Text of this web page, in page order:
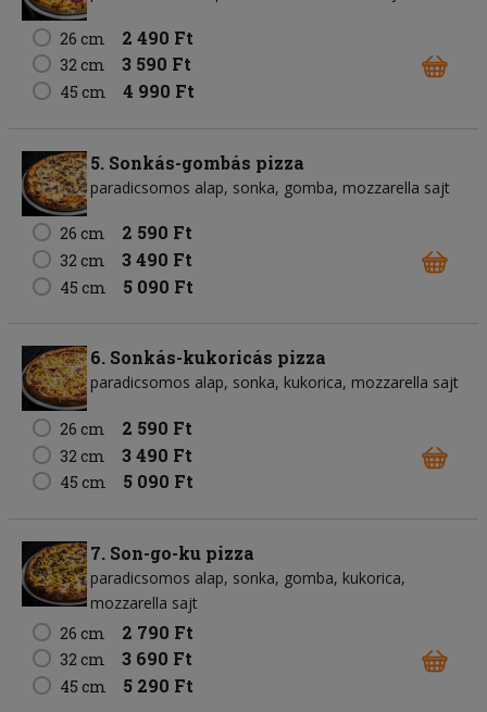
26 cm 2 490 Ft
32 cm 3 590 Ft
45 cm 4 990 Ft
5. Sonkás-gombás pizza
paradicsomos alap sonka gomba mozzarella sajt
26 cm 2 590 Ft
32 cm 3 490 Ft
45 cm 5 090 Ft
6. Sonkás-kukoricás pizza
paradicsomos alap sonka kukorica mozzarella sajt
26 cm 2 590 Ft
32 cm 3 490 Ft
45 cm 5 090 Ft
7. Son-go-ku pizza
paradicsomos alap sonka gomba kukorica
mozzarella sajt
26 cm
2 790 Ft
32 cm 3 690 Ft
45 cm 5 290 Ft